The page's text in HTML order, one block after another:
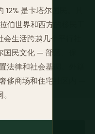
是卡塔尔国民。其
伯世界和西方的移民工
生活跨越几个平行社
民文化 — 部落、保
律和社会基调。外籍
侈商场和住宅社区内 —